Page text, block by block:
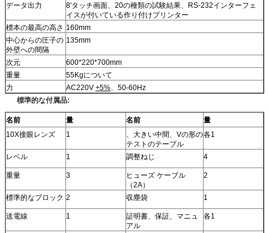
データ出力
8'タッチ画面、20の種類の試験結果、RS-232インターフェ
イスが付いている作り付けプリンター
標本の最高の高さ 160mm
中心からの圧子の
外壁への間隔
135mm
次元
600*220*700mm
重量
55Kgについて
力
AC220V +5%、50-60Hz
標準的な付属品:
名前 量 名前
量
10X接眼レンズ
1
、大きい中間、Vの形の
テストのテーブル
各1
レベル 1 調整ねじ 4
重量 3
ヒューズ ケーブル
（2A）
2
標準的なブロック 2 収塵袋 1
送電線 1
証明書、保証、マニュ
アル
各1